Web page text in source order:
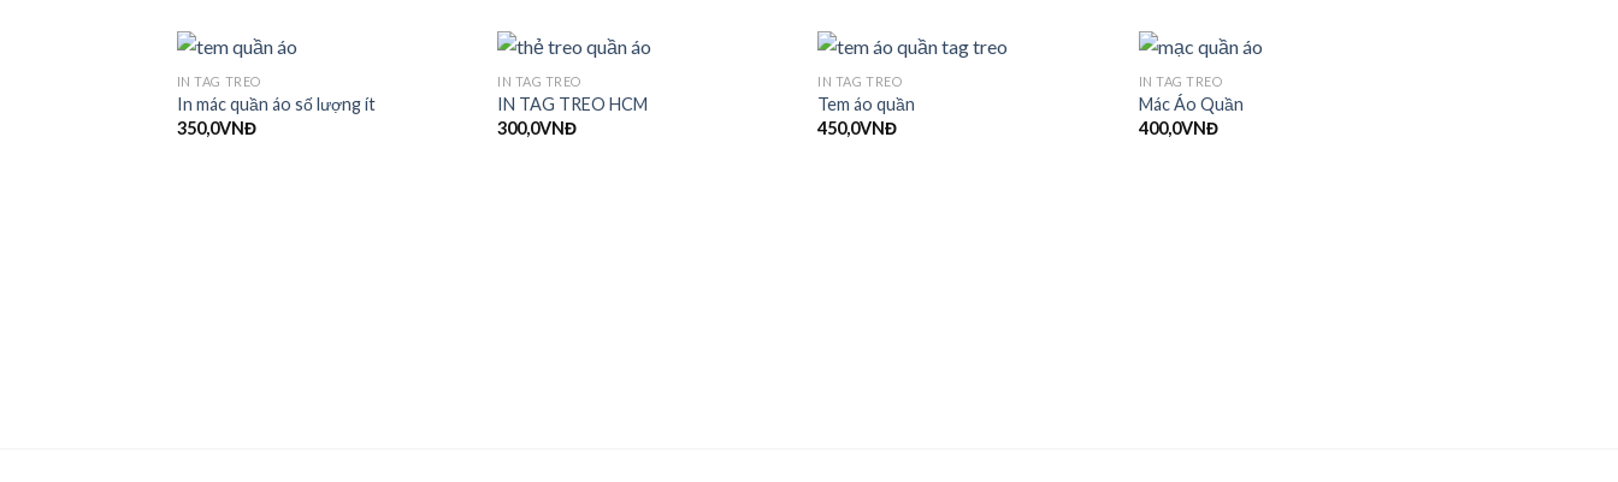
IN TAG TREO
In mác quần áo số lượng ít
350,0VNĐ
IN TAG TREO
IN TAG TREO HCM
300,0VNĐ
IN TAG TREO
Tem áo quần
450,0VNĐ
IN TAG TREO
Mác Áo Quần
400,0VNĐ